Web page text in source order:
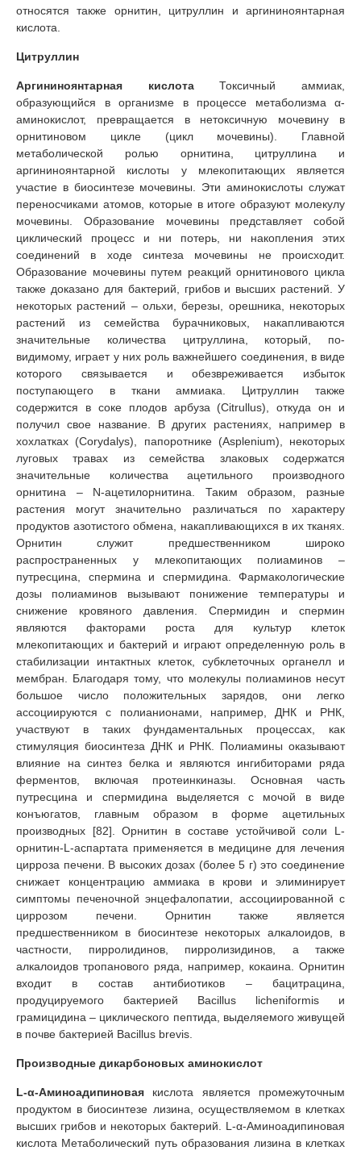
относятся также орнитин, цитруллин и аргининоянтарная
кислота.
Цитруллин
Аргининоянтарная кислотаТоксичный аммиак,
образующийся в организме в процессе метаболизма α-
аминокислот, превращается в нетоксичную мочевину в
орнитиновом цикле (цикл мочевины). Главной
метаболической ролью орнитина, цитруллина и
аргининоянтарной кислоты у млекопитающих является
участие в биосинтезе мочевины. Эти аминокислоты служат
переносчиками атомов, которые в итоге образуют молекулу
мочевины. Образование мочевины представляет собой
циклический процесс и ни потерь, ни накопления этих
соединений в ходе синтеза мочевины не происходит.
Образование мочевины путем реакций орнитинового цикла
также доказано для бактерий, грибов и высших растений. У
некоторых растений – ольхи, березы, орешника, некоторых
растений из семейства бурачниковых, накапливаются
значительные количества цитруллина, который, по-
видимому, играет у них роль важнейшего соединения, в виде
которого связывается и обезвреживается избыток
поступающего в ткани аммиака. Цитруллин также
содержится в соке плодов арбуза (Citrullus), откуда он и
получил свое название. В других растениях, например в
хохлатках (Corydalys), папоротнике (Asplenium), некоторых
луговых травах из семейства злаковых содержатся
значительные количества ацетильного производного
орнитина – N-ацетилорнитина. Таким образом, разные
растения могут значительно различаться по характеру
продуктов азотистого обмена, накапливающихся в их тканях.
Орнитин служит предшественником широко
распространенных у млекопитающих полиаминов –
путресцина, спермина и спермидина. Фармакологические
дозы полиаминов вызывают понижение температуры и
снижение кровяного давления. Спермидин и спермин
являются факторами роста для культур клеток
млекопитающих и бактерий и играют определенную роль в
стабилизации интактных клеток, субклеточных органелл и
мембран. Благодаря тому, что молекулы полиаминов несут
большое число положительных зарядов, они легко
ассоциируются с полианионами, например, ДНК и РНК,
участвуют в таких фундаментальных процессах, как
стимуляция биосинтеза ДНК и РНК. Полиамины оказывают
влияние на синтез белка и являются ингибиторами ряда
ферментов, включая протеинкиназы. Основная часть
путресцина и спермидина выделяется с мочой в виде
конъюгатов, главным образом в форме ацетильных
производных [82]. Орнитин в составе устойчивой соли L-
орнитин-L-аспартата применяется в медицине для лечения
цирроза печени. В высоких дозах (более 5 г) это соединение
снижает концентрацию аммиака в крови и элиминирует
симптомы печеночной энцефалопатии, ассоциированной с
циррозом печени. Орнитин также является
предшественником в биосинтезе некоторых алкалоидов, в
частности, пирролидинов, пирролизидинов, а также
алкалоидов тропанового ряда, например, кокаина. Орнитин
входит в состав антибиотиков – бацитрацина,
продуцируемого бактерией Bacillus licheniformis и
грамицидина – циклического пептида, выделяемого живущей
в почве бактерией Bacillus brevis.
Производные дикарбоновых аминокислот
L-α-Аминоадипиновая кислота является промежуточным
продуктом в биосинтезе лизина, осуществляемом в клетках
высших грибов и некоторых бактерий. L-α-Аминоадипиновая
кислота Метаболический путь образования лизина в клетках